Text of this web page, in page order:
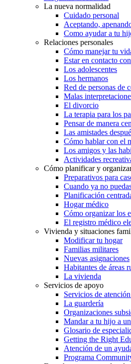
La nueva normalidad
Cuidado personal
Aceptando,
Como ayudar a tu
Relaciones personales
Cómo manejar tu
Estar en contacto
Los adolescentes
Los hermanos
Red de personas de
Malas
El divorcio
La terapia para los
Pensar de manera
Las amistades
Cómo hablar con el
Los amigos y las
Actividades
Cómo planificar y
Preparativos para
Cuando ya no
Planificación
Hogar médico
Cómo organizar los
El registro médico
Vivienda y situaciones
Modificar tu hogar
Familias militares
Nuevas asignaciones
Habitantes de áreas
La vivienda
Servicios de apoyo
Servicios de
La guardería
Organizaciones
Mandar a tu hijo a
Glosario de
Getting the Right
Atención de un
Programa